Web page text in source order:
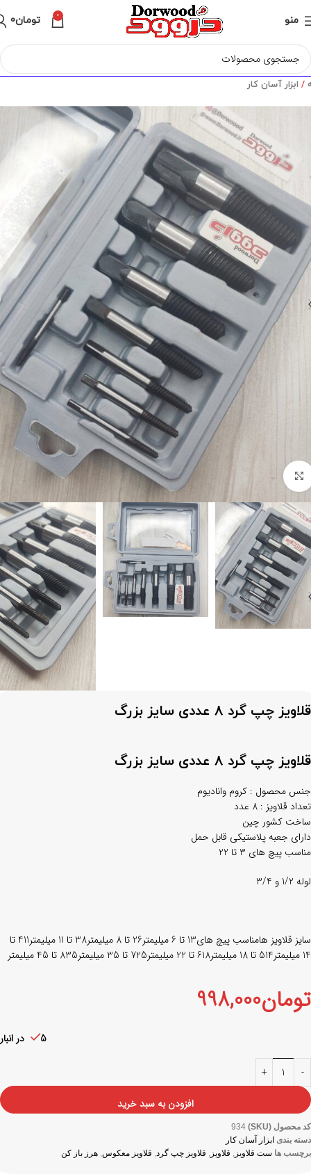
منو 0 تومان0
ابزار آسان کار
برای بزرگنمایی کلیک کنید
قلاویز چپ گرد 8 عددی سایز بزرگ
قلاویز چپ گرد 8 عددی سایز بزرگ
جنس محصول : کروم وانادیوم
تعداد قلاویز : 8 عدد
ساخت کشور چین
دارای جعبه پلاستیکی قابل حمل
مناسب پیچ های 3 تا 22
لوله 1/2 و 3/4
سایز قلاویز هامناسب پیچ های13 تا 6 میلیمتر26 تا 8 میلیمتر38 تا 11 میلیمتر411 تا
14 میلیمتر514 تا 18 میلیمتر618 تا 22 میلیمتر725 تا 35 میلیمتر835 تا 45 میلیمتر
تومان998,000
5 در انبار
افزودن به سبد خرید
کد محصول (SKU)
934
دسته بندی ابزار آسان کار
برچسب ها ست قلاویز , قلاویز , قلاویز چپ گرد, قلاویز معکوس, هرز باز کن